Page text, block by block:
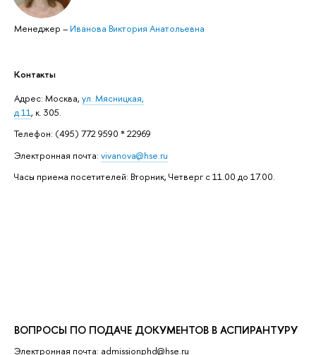
Менеджер – Иванова Виктория Анатольевна
Контакты
Адрес: ​Москва, ул. Мясницкая,
д.11, к. 305.
Телефон: (495) 772 9590 * 22969
Электронная почта: vivanova@hse.ru
Часы приема посетителей: Вторник, Четверг с 11.00 до 17.00.
ВОПРОСЫ ПО ПОДАЧЕ ДОКУМЕНТОВ В АСПИРАНТУРУ
Электронная почта: admissionphd@hse.ru